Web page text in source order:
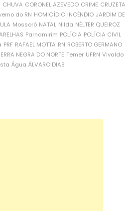
CHUVA CORONEL AZEVEDO CRIME CRUZETA
do RN HOMICÍDIO INCÊNDIO JARDIM DE
Mossoró NATAL Nilda NÉLTER QUEIROZ
Parnamirim POLÍCIA POLÍCIA CIVIL
PRF RAFAEL MOTTA RN ROBERTO GERMANO
NEGRA DO NORTE Temer UFRN Vivaldo
Água ÁLVARO DIAS